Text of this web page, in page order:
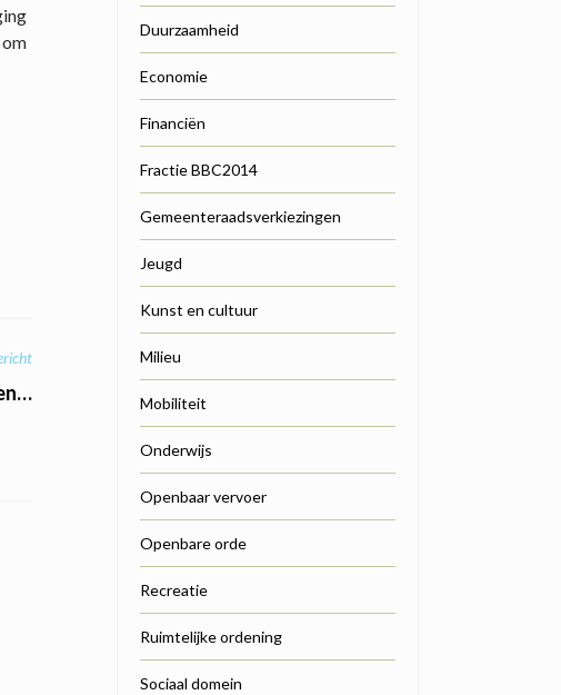
Duurzaamheid
Economie
Financiën
Fractie BBC2014
Gemeenteraadsverkiezingen
Jeugd
Kunst en cultuur
Milieu
Mobiliteit
Onderwijs
Openbaar vervoer
Openbare orde
Recreatie
Ruimtelijke ordening
Sociaal domein